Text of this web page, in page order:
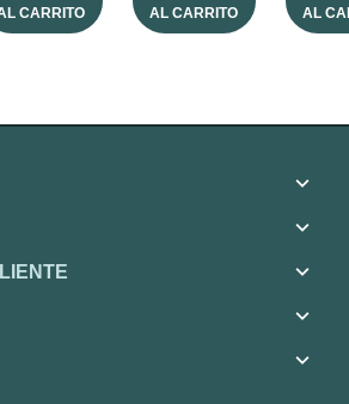
CARRITO
AL CARRITO
AL